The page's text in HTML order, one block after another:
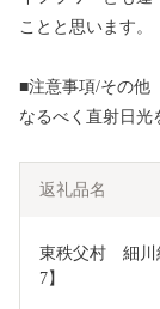
ことと思います。
■注意事項/その他
なるべく直射日光
返礼品名
東秩父村　細
7】